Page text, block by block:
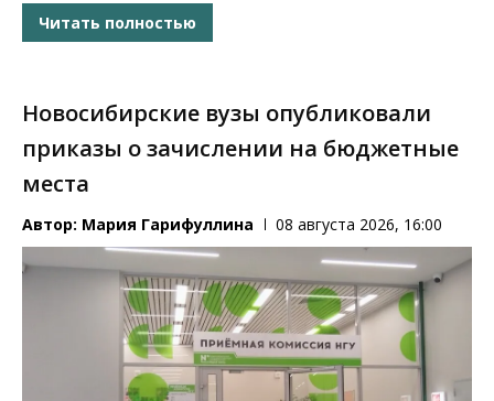
Читать полностью
Новосибирские вузы опубликовали
приказы о зачислении на бюджетные
места
Автор: Мария Гарифуллина 08 августа 2026, 16:00